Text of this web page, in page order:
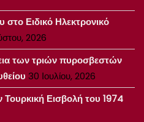
Ειδικό Ηλεκτρονικό
2026
των τριών πυροσβεστών
30 Ιουλίου, 2026
Εισβολή του 1974